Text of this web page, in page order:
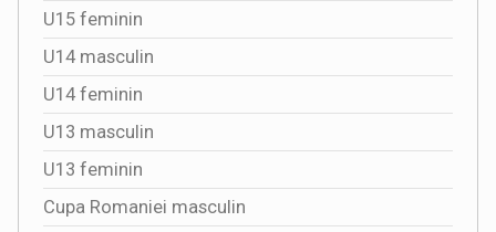
U15 feminin
U14 masculin
U14 feminin
U13 masculin
U13 feminin
Cupa Romaniei masculin